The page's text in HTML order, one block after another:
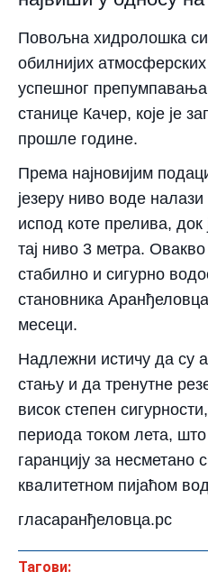
Повољна хидролошка
обилнијих
успешног
станице Качер, које је
прошле године.
Према најновијим
језеру ниво воде
испод коте прелива, док
тај ниво 3 метра.
стабилно и сигурно
становника
месеци.
Надлежни истичу да су
стању и да тренутне
висок степен
периода током лета,
гаранцију за несметано
квалитетном пијаћом
гласаранђеловца.рс
Тагови: